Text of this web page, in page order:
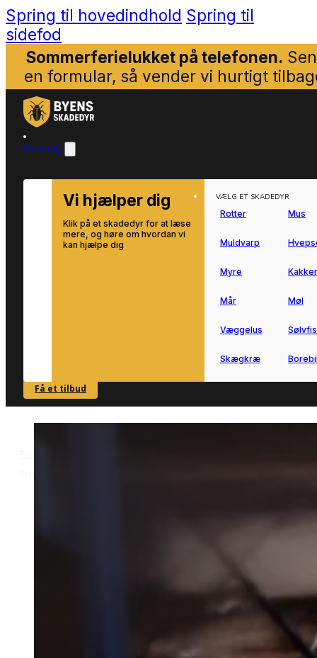
Spring til hovedindhold Spring til
sidefod
Sommerferielukket på telefonen.
en formular, så vender vi hurtigt
Skadedyr
Vi hjælper dig
Klik på et skadedyr for at læse
mere, og høre om hvordan vi
kan hjælpe dig
SE OVERSIGT
VÆLG ET SKADEDYR
Rotter Mus
Muldvarp
Myre
Mår Møl
Væggelus
Skægkræ
Få et tilbud
Mølbekæmpelse i Store Darum
dig videre, når møl har fundet vej til
Vi forbinder dig med lokale partnere,
du hurtigt kan komme i gang med en